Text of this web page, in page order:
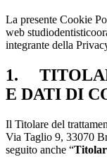
La presente Cookie
web
integrante della
1.
E DATI DI
Il Titolare del
Via Taglio 9, 33070
seguito anche “